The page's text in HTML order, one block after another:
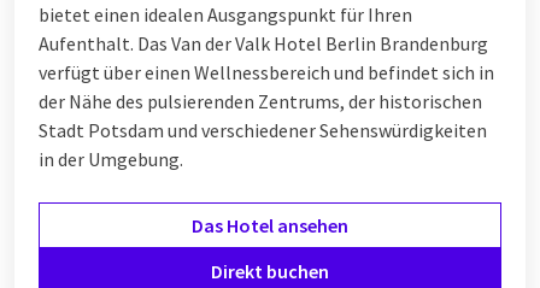
bietet einen idealen Ausgangspunkt für Ihren
Aufenthalt. Das Van der Valk Hotel Berlin Brandenburg
verfügt über einen Wellnessbereich und befindet sich in
der Nähe des pulsierenden Zentrums, der historischen
Stadt Potsdam und verschiedener Sehenswürdigkeiten
in der Umgebung.
Das Hotel ansehen
Direkt buchen